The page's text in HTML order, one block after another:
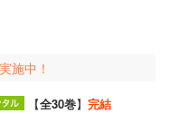
施中！
【全30巻】 完結